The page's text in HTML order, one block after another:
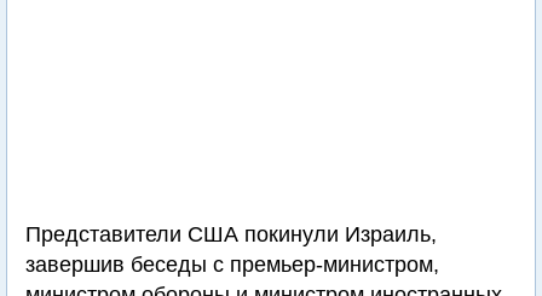
Представители США покинули Израиль,
завершив беседы с премьер-министром,